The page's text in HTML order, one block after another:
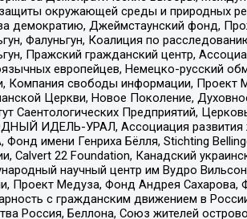
окружающей среды и природных
демократию, Джеймстаунский фонд,
Фалуньгун, Коалиция по
Пражский гражданский центр,
европейцев, Немецко-русский
Компания свободы информации, Проект
Церкви, Новое Поколение,
Саентологических Предприятий,
ИДЕЛЬ-УРАЛ, Ассоциация развития
Фонд имени Генриха Бёлля, Stichting
Calvert 22 Foundation, Канадский
научный центр им Вудро
Проект Медуза, Фонд Андрея Сахарова,
с гражданским движением в
Россия, Беллона, Союз жителей